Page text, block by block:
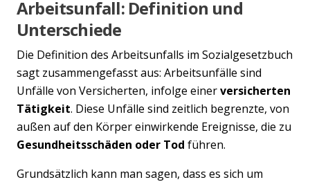
Arbeitsunfall: Definition und
Unterschiede
Die Definition des Arbeitsunfalls im Sozialgesetzbuch
sagt zusammengefasst aus: Arbeitsunfälle sind
Unfälle von Versicherten, infolge einerversicherten
Tätigkeit. Diese Unfälle sind zeitlich begrenzte, von
außen auf den Körper einwirkende Ereignisse, die zu
Gesundheitsschäden oder Tod führen.
Grundsätzlich kann man sagen, dass es sich um